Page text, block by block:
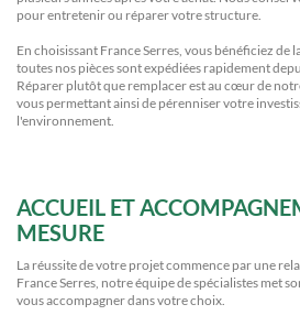
pour entretenir ou réparer votre structure.
En choisissant France Serres, vous bénéficiez de
toutes nos pièces sont expédiées rapidement
Réparer plutôt que remplacer est au cœur de
vous permettant ainsi de pérenniser votre
l'environnement.
ACCUEIL ET
MESURE
La réussite de votre projet commence par une
France Serres, notre équipe de spécialistes met
vous accompagner dans votre choix.